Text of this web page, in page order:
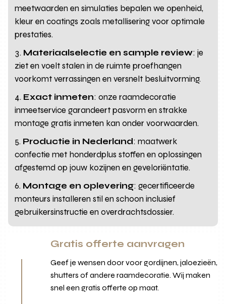
meetwaarden en simulaties bepalen we openheid,
kleur en coatings zoals metallisering voor optimale
prestaties.
Materiaalselectie en sample review: je
ziet en voelt stalen in de ruimte proefhangen
voorkomt verrassingen en versnelt besluitvorming.
Exact inmeten: onze raamdecoratie
inmeetservice garandeert pasvorm en strakke
montage gratis inmeten kan onder voorwaarden.
Productie in Nederland: maatwerk
confectie met honderdplus stoffen en oplossingen
afgestemd op jouw kozijnen en geveloriëntatie.
Montage en oplevering: gecertificeerde
monteurs installeren stil en schoon inclusief
gebruikersinstructie en overdrachtsdossier.
Gratis offerte aanvragen
Geef je wensen door voor gordijnen, jaloezieën,
shutters of andere raamdecoratie. Wij maken
snel een gratis offerte op maat.